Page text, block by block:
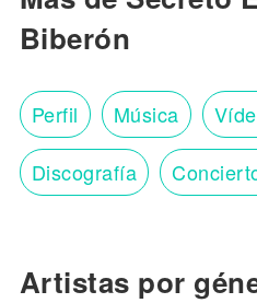
Biberón
Perfil Música
Discografía
Artistas por